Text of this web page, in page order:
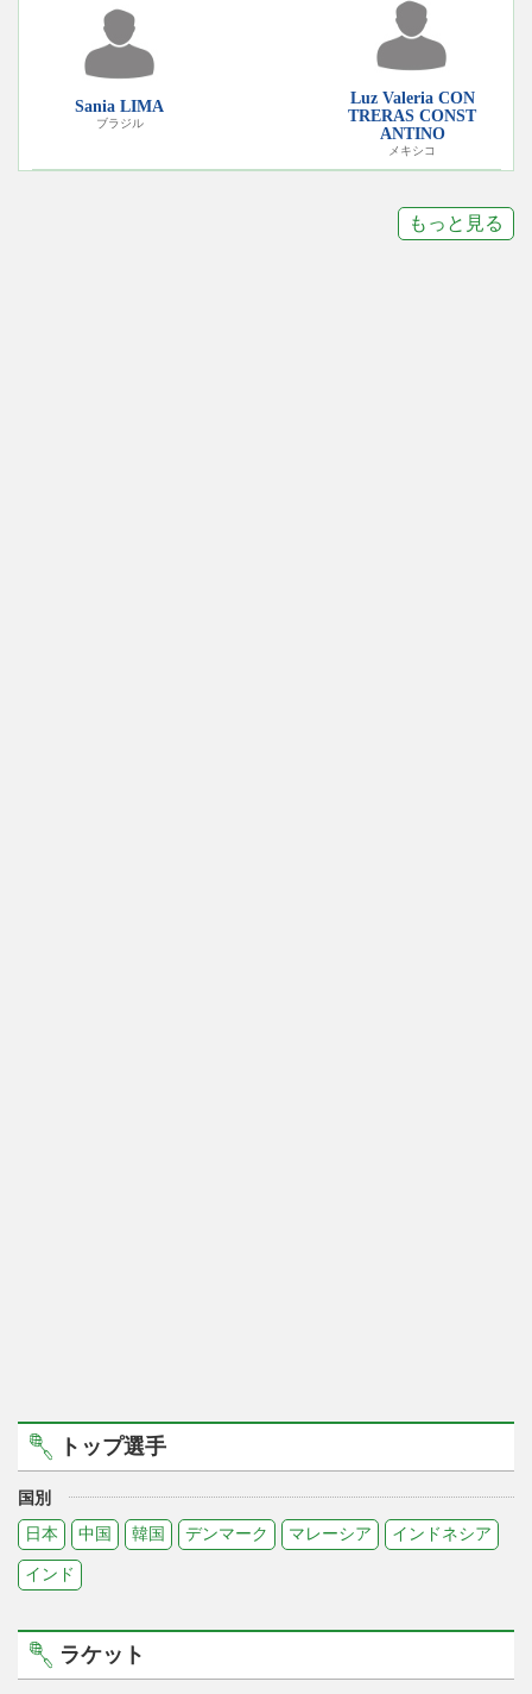
Sania LIMA
ブラジル
Luz Valeria CON
TRERAS CONST
ANTINO
メキシコ
もっと見る
トップ選手
国別
日本
中国 韓国 デンマーク マレーシア インドネシア
インド
ラケット